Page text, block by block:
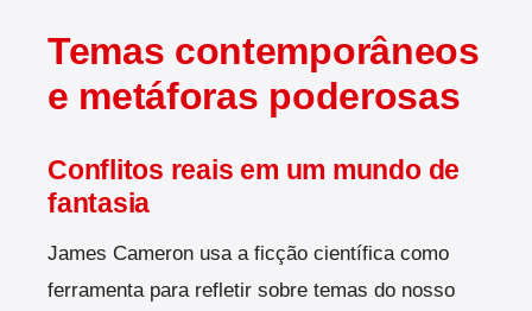
Temas contemporâneos
e metáforas poderosas
Conflitos reais em um mundo de
fantasia
James Cameron usa a ficção científica como
ferramenta para refletir sobre temas do nosso